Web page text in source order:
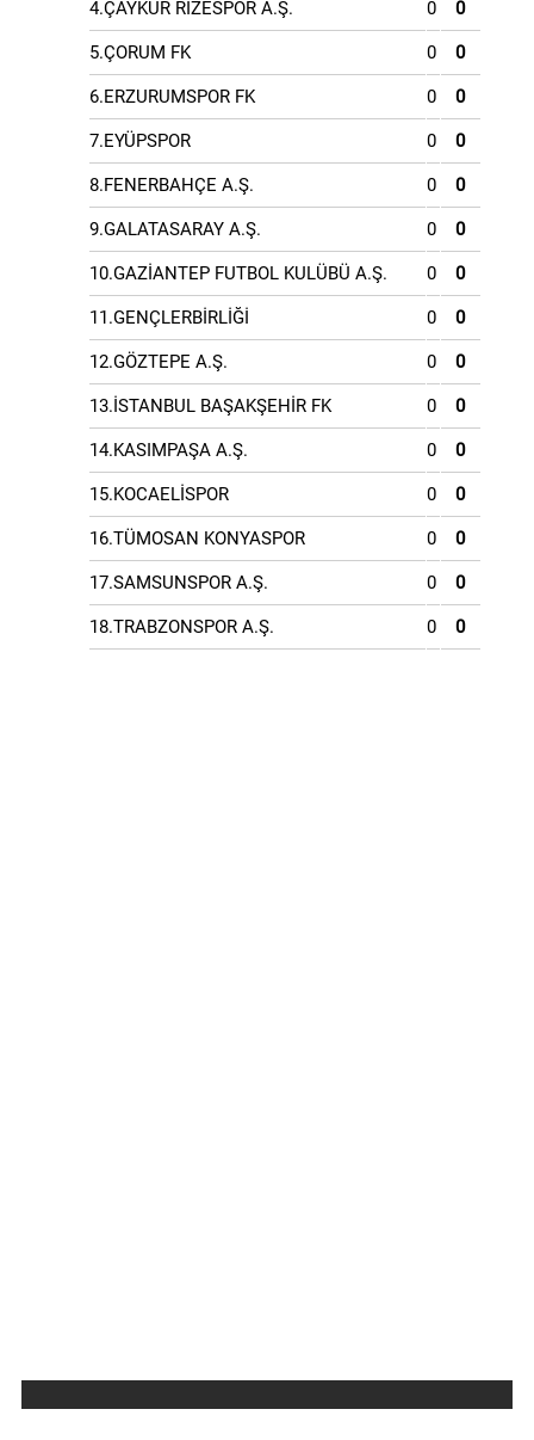
4.ÇAYKUR RİZESPOR A.Ş. 0 0
5.ÇORUM FK 0 0
6.ERZURUMSPOR FK 0 0
7.EYÜPSPOR 0 0
8.FENERBAHÇE A.Ş. 0 0
9.GALATASARAY A.Ş. 0 0
10.GAZİANTEP FUTBOL KULÜBÜ A.Ş. 0 0
11.GENÇLERBİRLİĞİ 0 0
12.GÖZTEPE A.Ş. 0 0
13.İSTANBUL BAŞAKŞEHİR FK 0 0
14.KASIMPAŞA A.Ş. 0 0
15.KOCAELİSPOR 0 0
16.TÜMOSAN KONYASPOR 0 0
17.SAMSUNSPOR A.Ş. 0 0
18.TRABZONSPOR A.Ş. 0 0